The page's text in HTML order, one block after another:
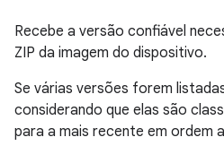
Recebe a versão confiável
ZIP da imagem do dispositivo.
Se várias versões forem
considerando que elas são
para a mais recente em ordem